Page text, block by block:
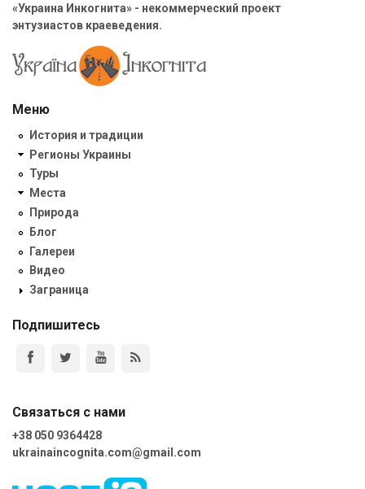
«Украина Инкогнита» - некоммерческий проект
энтузиастов краеведения.
Меню
История и традиции
Регионы Украины
Туры
Места
Природа
Блог
Галереи
Видео
Заграница
Подпишитесь
Связаться с нами
+38 050 9364428
ukrainaincognita.com@gmail.com